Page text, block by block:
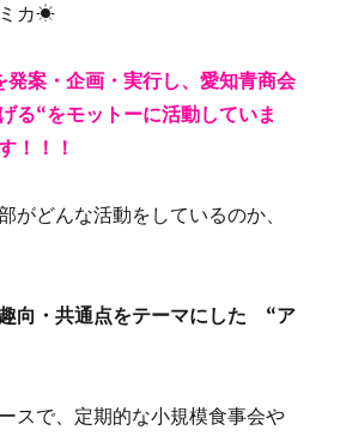
カ☀
発案・企画・実行し、愛知青商会
る“をモットーに活動していま
！！！
がどんな活動をしているのか、
向・共通点をテーマにした “ア
スで、定期的な小規模食事会や